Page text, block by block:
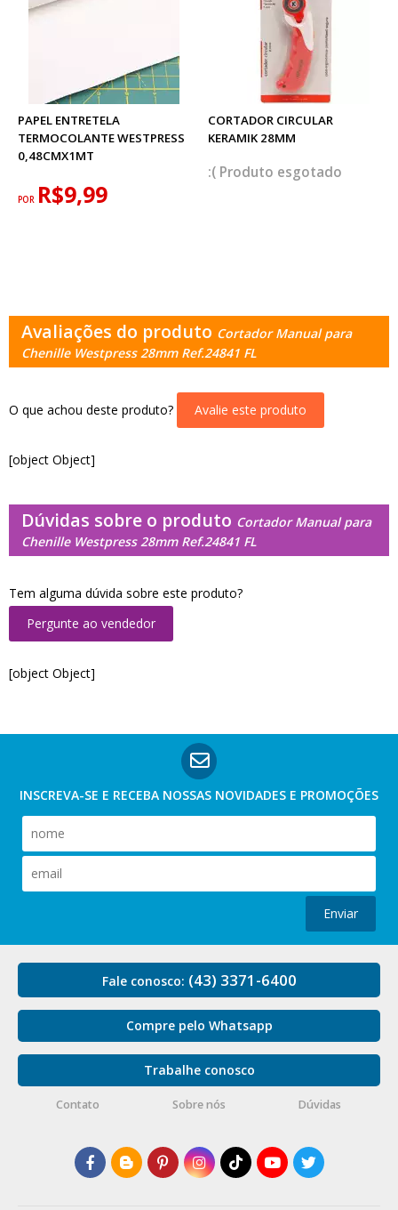
PAPEL ENTRETELA
TERMOCOLANTE WESTPRESS
0,48CMX1MT
POR R$9,99
CORTADOR CIRCULAR
KERAMIK 28MM
esgotado
Avaliações do produto Cortador Manual para
Chenille Westpress 28mm Ref.24841 FL
O que achou deste produto? Avalie este produto
[object Object]
Dúvidas sobre o produto Cortador Manual para
Chenille Westpress 28mm Ref.24841 FL
Tem alguma dúvida sobre este produto?
Pergunte ao vendedor
[object Object]
INSCREVA-SE E RECEBA NOSSAS NOVIDADES E PROMOÇÕES
Enviar
Fale conosco: (43) 3371-6400
Compre pelo Whatsapp
Trabalhe conosco
Contato Sobre nós Dúvidas